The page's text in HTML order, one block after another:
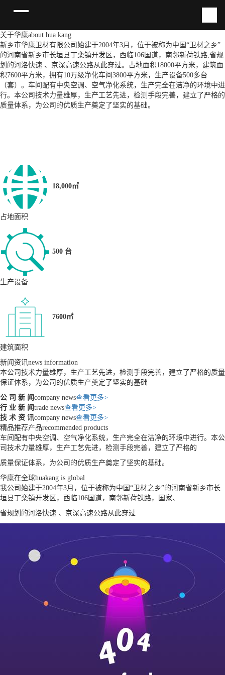
关于华康about hua kang
新乡市华康卫材有限公司始建于2004年3月，位于被称为中国“卫材之乡”
的河南省新乡市长垣县丁栾镇开发区，西临106国道，南邻新荷铁路,省规
划的河洛快速 、京深高速公路从此穿过。占地面积18000平方米，建筑面
积7600平方米，拥有10万级净化车间3800平方米，生产设备500多台
（套）。车间配有中央空调、空气净化系统，生产完全在洁净的环境中进
行。本公司技术力量雄厚，生产工艺先进，检测手段完善，建立了严格的
质量体系，为公司的优质生产奠定了坚实的基础。
18,000㎡
占地面积
500 台
生产设备
7600㎡
建筑面积
新闻资讯news information
本公司技术力量雄厚，生产工艺先进，检测手段完善，建立了严格的质量
保证体系，为公司的优质生产奠定了坚实的基础
公 司 新 闻company news查看更多>
行 业 新 闻trade news查看更多>
技 术 资 讯company news查看更多>
精品推荐产品recommended products
车间配有中央空调、空气净化系统，生产完全在洁净的环境中进行。本公
司技术力量雄厚，生产工艺先进，检测手段完善，建立了严格的
质量保证体系，为公司的优质生产奠定了坚实的基础。
华康在全球huakang is global
我公司始建于2004年3月，位于被称为中国“卫材之乡”的河南省新乡市长
垣县丁栾镇开发区，西临106国道，南邻新荷铁路，国家、
省规划的河洛快速 、京深高速公路从此穿过